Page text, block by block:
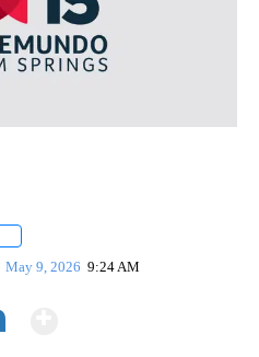
May 9, 2026 9:24 AM